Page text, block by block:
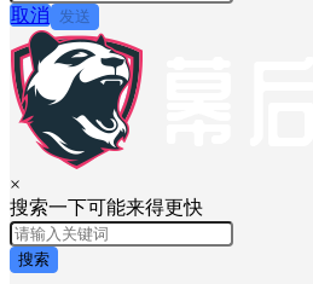
取消 发送
×
搜索一下可能来得更快
搜索